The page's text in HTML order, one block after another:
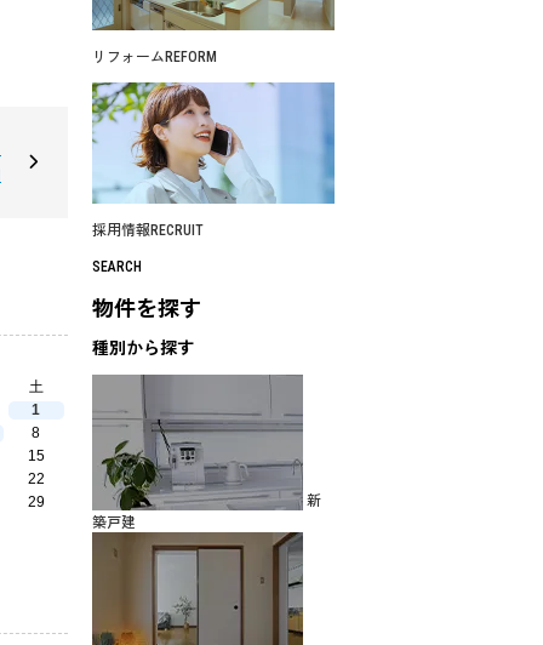
土
1
8
15
22
29
リフォーム REFORM
採用情報 RECRUIT
SEARCH
物件を探す
種別から探す
新
築戸建